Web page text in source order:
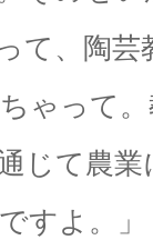
て、陶芸
ゃって
じて農業
すよ。」